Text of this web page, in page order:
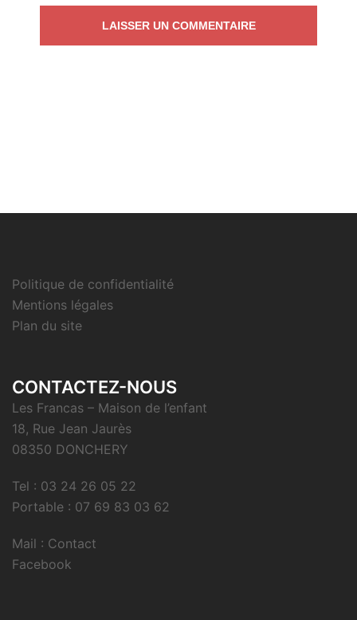
Politique de confidentialité
Mentions légales
Plan du site
CONTACTEZ-NOUS
Les Francas – Maison de l’enfant
18, Rue Jean Jaurès
08350 DONCHERY
Tel : 03 24 26 05 22
Portable : 07 69 83 03 62
Mail : Contact
Facebook